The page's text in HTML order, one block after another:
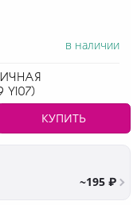
в наличии
КУПИТЬ
~195 ₽